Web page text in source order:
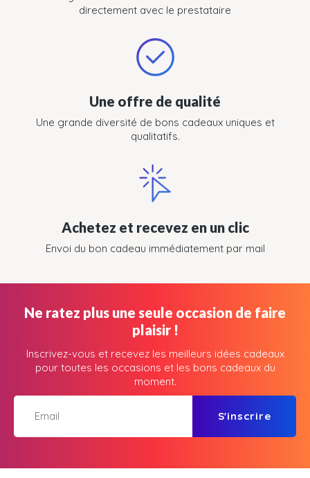
directement avec le prestataire
Une offre de qualité
Une grande diversité de bons cadeaux uniques et
qualitatifs.
Achetez et recevez en un clic
Envoi du bon cadeau immédiatement par mail
Ne ratez plus une seule occasion de faire
plaisir !
Inscrivez-vous et recevez les meilleurs idées cadeaux
pour toutes les occasions et les bons cadeaux du
moment.
S'inscrire